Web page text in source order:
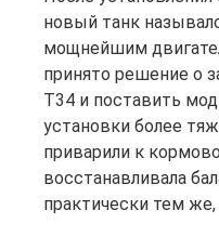
новый танк
мощнейшим
принято решение о
T34 и поставить
установки более
приварили к
восстанавливала
практически тем